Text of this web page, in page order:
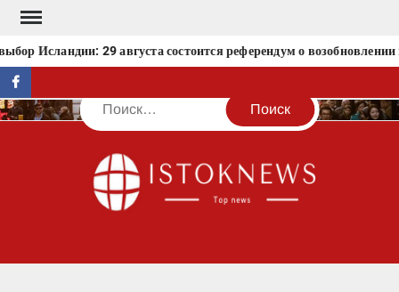
Перейти
содержимому
Исландии: 29 августа состоится референдум о возобновлении
facebook
Поиск